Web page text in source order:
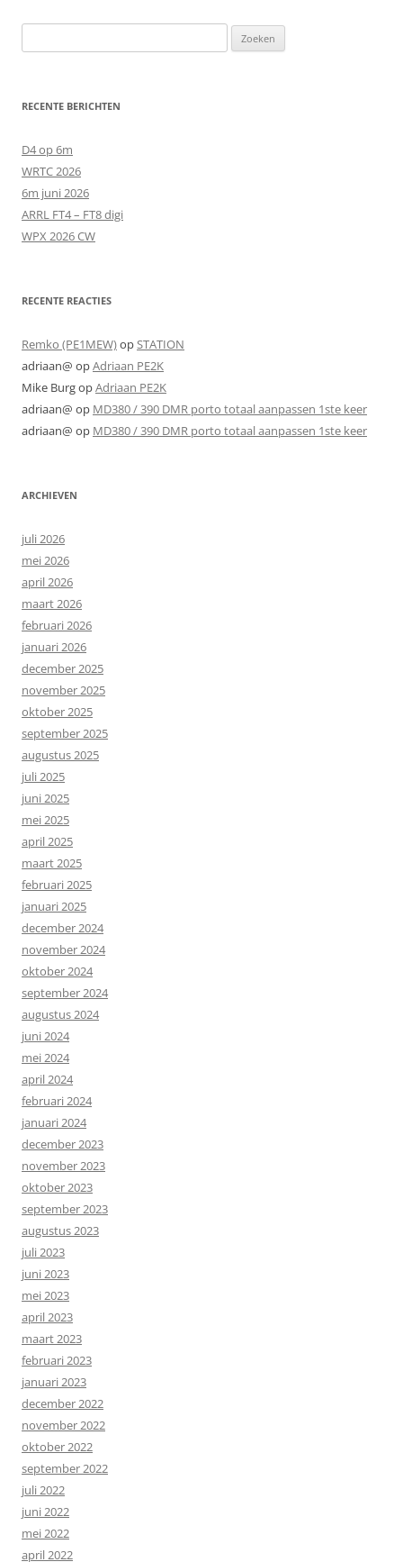
naar:
RECENTE BERICHTEN
D4 op 6m
WRTC 2026
6m juni 2026
ARRL FT4 – FT8 digi
WPX 2026 CW
RECENTE REACTIES
Remko (PE1MEW)opSTATION
adriaan@ opAdriaan PE2K
Mike BurgopAdriaan PE2K
adriaan@ op MD380 / 390 DMR porto totaal aanpassen 1ste keer
adriaan@ op MD380 / 390 DMR porto totaal aanpassen 1ste keer
ARCHIEVEN
juli 2026
mei 2026
april 2026
maart 2026
februari 2026
januari 2026
december 2025
november 2025
oktober 2025
september 2025
augustus 2025
juli 2025
juni 2025
mei 2025
april 2025
maart 2025
februari 2025
januari 2025
december 2024
november 2024
oktober 2024
september 2024
augustus 2024
juni 2024
mei 2024
april 2024
februari 2024
januari 2024
december 2023
november 2023
oktober 2023
september 2023
augustus 2023
juli 2023
juni 2023
mei 2023
april 2023
maart 2023
februari 2023
januari 2023
december 2022
november 2022
oktober 2022
september 2022
juli 2022
juni 2022
mei 2022
april 2022